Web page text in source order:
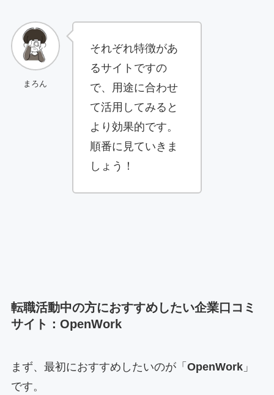
まろん
それぞれ特徴があ
るサイトですの
で、用途に合わせ
て活用してみると
より効果的です。
順番に見ていきま
しょう！
転職活動中の方におすすめしたい企業口コミ
サイト：OpenWork
まず、最初におすすめしたいのが「 OpenWork」
です。